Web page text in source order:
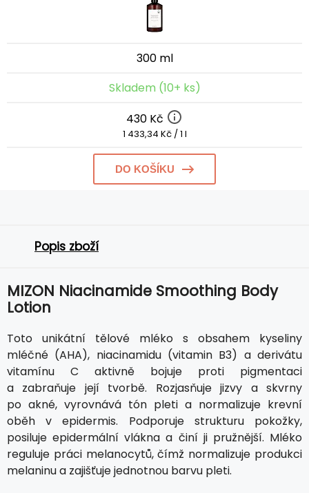
300 ml
Skladem (10+ ks)
430 Kč
1 433,34 Kč / 1 l
DO KOŠÍKU
Popis zboží
MIZON Niacinamide Smoothing Body
Lotion
Toto unikátní tělové mléko s obsahem kyseliny
mléčné (AHA), niacinamidu (vitamin B3) a derivátu
vitamínu C aktivně bojuje proti pigmentaci
a zabraňuje její tvorbě. Rozjasňuje jizvy a skvrny
po akné, vyrovnává tón pleti a normalizuje krevní
oběh v epidermis. Podporuje strukturu pokožky,
posiluje epidermální vlákna a činí ji pružnější. Mléko
reguluje práci melanocytů, čímž normalizuje produkci
melaninu a zajišťuje jednotnou barvu pleti.